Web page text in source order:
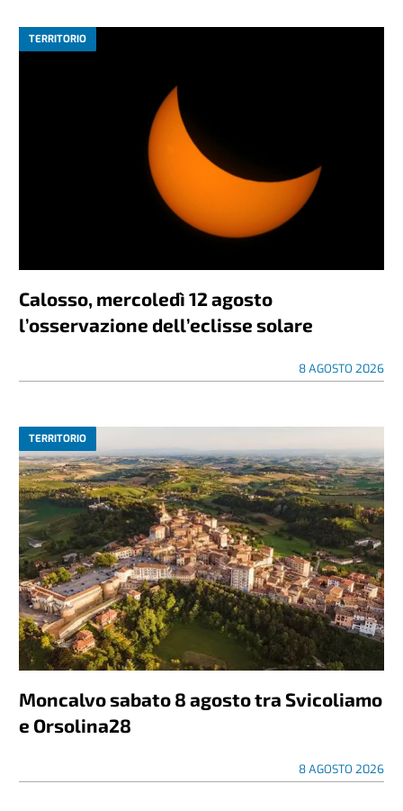
TERRITORIO
Calosso, mercoledì 12 agosto
l’osservazione dell’eclisse solare
8 AGOSTO 2026
TERRITORIO
Moncalvo sabato 8 agosto tra Svicoliamo
e Orsolina28
8 AGOSTO 2026